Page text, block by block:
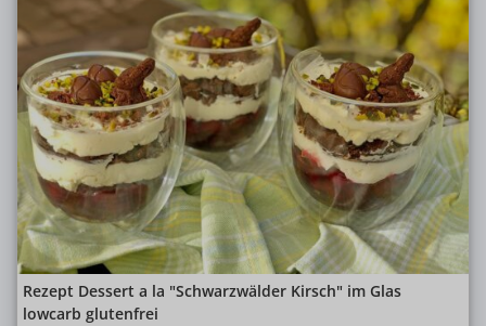
Rezept Dessert a la "Schwarzwälder Kirsch" im Glas
lowcarb glutenfrei